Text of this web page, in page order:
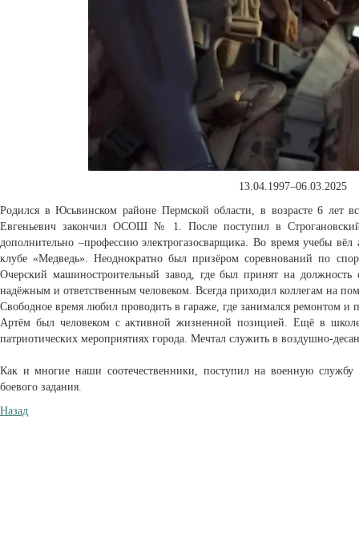
13.04.1997–06.03.2025
Родился в Юсьвинском районе Пермской области, в возрасте 6 лет
Евгеньевич закончил ОСОШ № 1. После поступил в
дополнительно –профессию электрогазосварщика. Во время учебы
клубе «Медведь». Неоднократно был призёром соревнований по
Очерский машиностроительный завод, где был принят на должность
надёжным и ответственным человеком. Всегда приходил коллегам на
Свободное время любил проводить в гараже, где занимался ремонтом и
Артём был человеком с активной жизненной позицией. Ещё в
патриотических мероприятиях города. Мечтал служить в воздушно-
Как и многие наши соотечественники, поступил на военную
боевого задания.
Назад